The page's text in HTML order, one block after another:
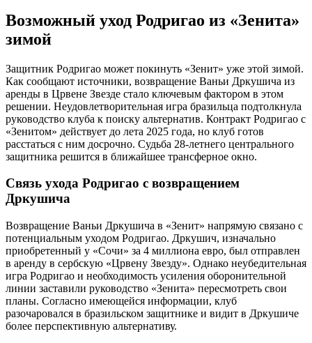
Возможный уход Родригао из «Зенита»
зимой
Защитник Родригао может покинуть «Зенит» уже этой зимой.
Как сообщают источники, возвращение Ваньи Дркушича из
аренды в Црвене Звезде стало ключевым фактором в этом
решении. Неудовлетворительная игра бразильца подтолкнула
руководство клуба к поиску альтернатив. Контракт Родригао с
«Зенитом» действует до лета 2025 года, но клуб готов
расстаться с ним досрочно. Судьба 28-летнего центрального
защитника решится в ближайшее трансферное окно.
Связь ухода Родригао с возвращением
Дркушича
Возвращение Ваньи Дркушича в «Зенит» напрямую связано с
потенциальным уходом Родригао. Дркушич, изначально
приобретенный у «Сочи» за 4 миллиона евро, был отправлен
в аренду в сербскую «Црвену Звезду». Однако неубедительная
игра Родригао и необходимость усиления оборонительной
линии заставили руководство «Зенита» пересмотреть свои
планы. Согласно имеющейся информации, клуб
разочаровался в бразильском защитнике и видит в Дркушиче
более перспективную альтернативу.